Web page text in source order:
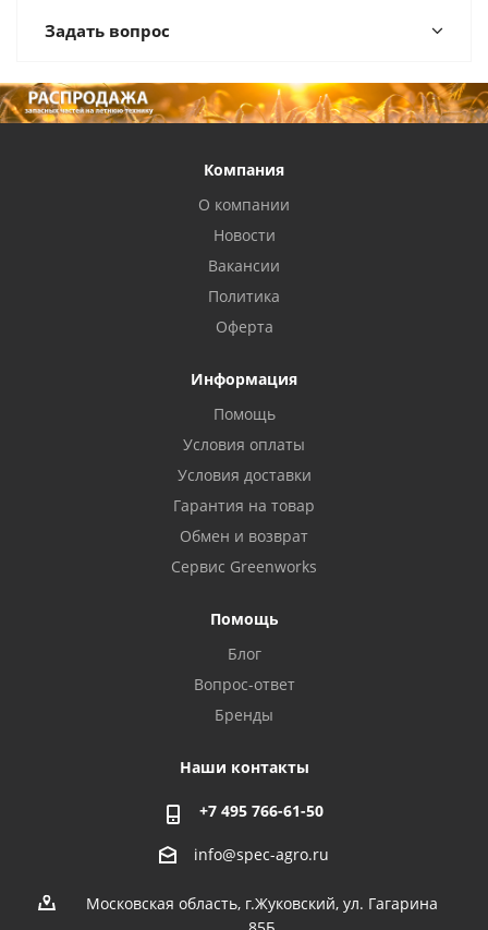
Задать вопрос
Компания
О компании
Новости
Вакансии
Политика
Оферта
Информация
Помощь
Условия оплаты
Условия доставки
Гарантия на товар
Обмен и возврат
Сервис Greenworks
Помощь
Блог
Вопрос-ответ
Бренды
Наши контакты
+7 495 766-61-50
info@spec-agro.ru
Московская область, г.Жуковский, ул. Гагарина